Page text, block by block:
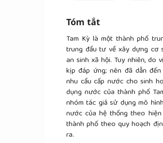
Tóm tắt
Tam Kỳ là một thành phố
trung đầu tư về xây dựng cơ
an sinh xã hội. Tuy nhiên, do
kịp đáp ứng; nên đã dẫn
nhu cầu cấp nước cho sinh
dụng nước của thành phố
nhóm tác giả sử dụng mô
nước của hệ thống theo
thành phố theo quy hoạch
ra.